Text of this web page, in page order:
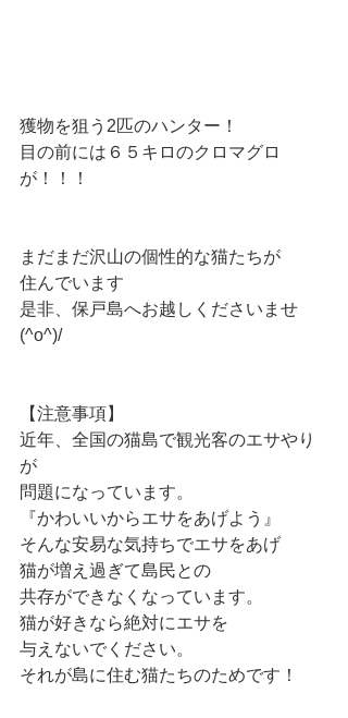
獲物を狙う2匹のハンター！
目の前には６５キロのクロマグロ
が！！！
まだまだ沢山の個性的な猫たちが
住んでいます
是非、保戸島へお越しくださいませ
(^o^)/
【注意事項】
近年、全国の猫島で観光客のエサやり
が
問題になっています。
『かわいいからエサをあげよう』
そんな安易な気持ちでエサをあげ
猫が増え過ぎて島民との
共存ができなくなっています。
猫が好きなら絶対にエサを
与えないでください。
それが島に住む猫たちのためです！